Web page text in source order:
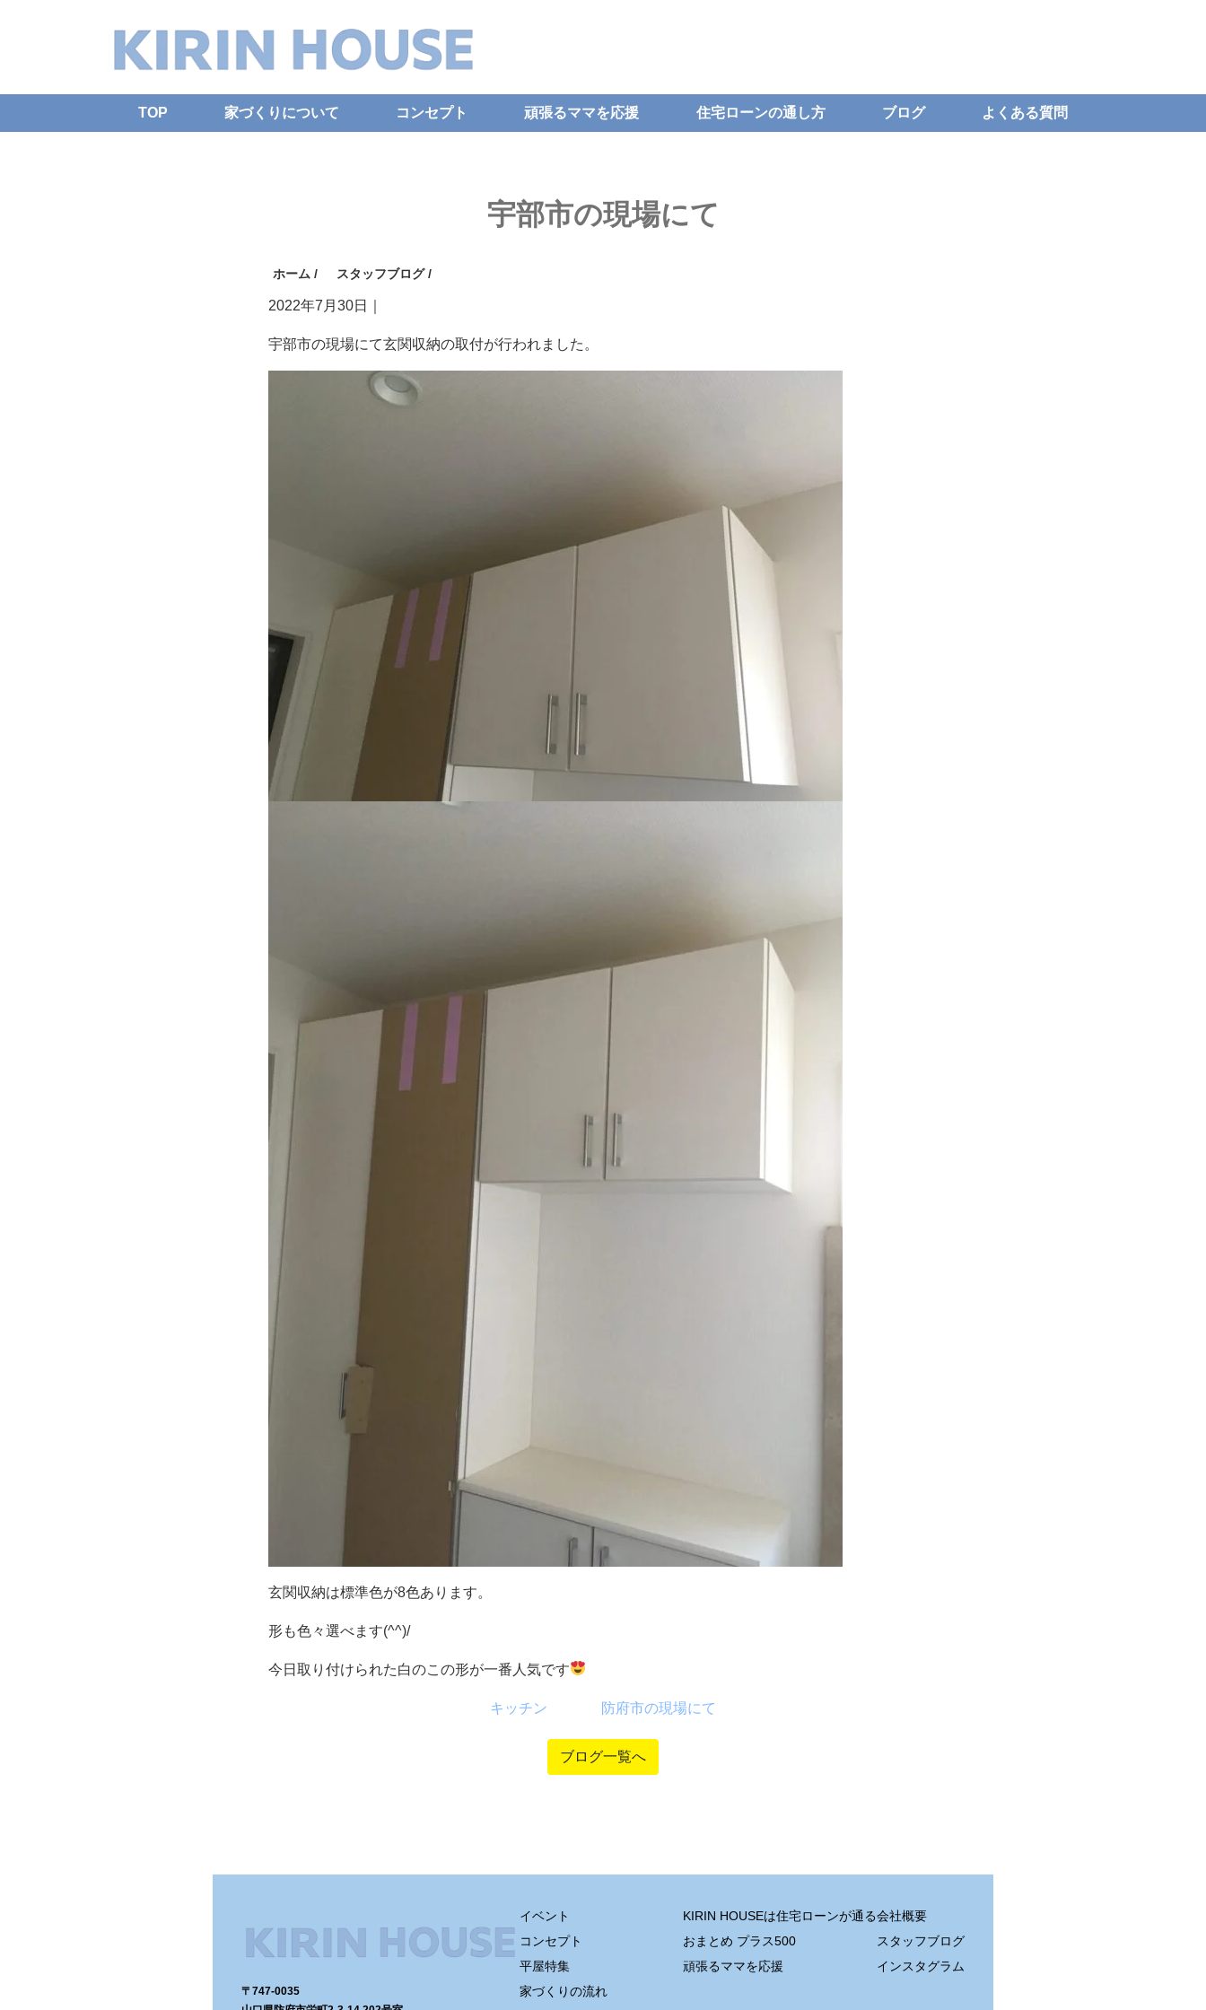
TOP 家づくりについて コンセプト 頑張るママを応援 住宅ローンの通し方 ブログ よくある質問
宇部市の現場にて
ホーム / スタッフブログ/
2022年7月30日
宇部市の現場にて玄関収納の取付が行われました。
玄関収納は標準色が8色あります。
形も色々選べます(^^)/
今日取り付けられた白のこの形が一番人気です
キッチン 防府市の現場にて
ブログ一覧へ
〒747-0035
イベント
コンセプト
平屋特集
家づくりの流れ
KIRIN HOUSEは住宅ローンが通る
おまとめ プラス500
頑張るママを応援
会社概要
スタッフブログ
インスタグラム